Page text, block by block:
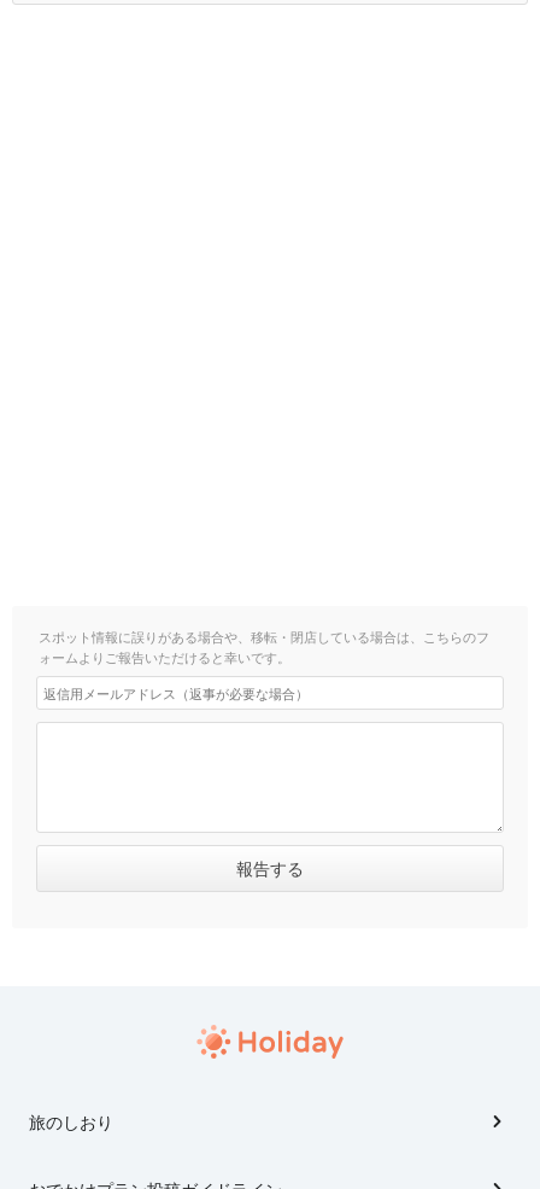
スポット情報に誤りがある場合や、移転・閉店している場合は、こちらのフ
ォームよりご報告いただけると幸いです。
旅のしおり